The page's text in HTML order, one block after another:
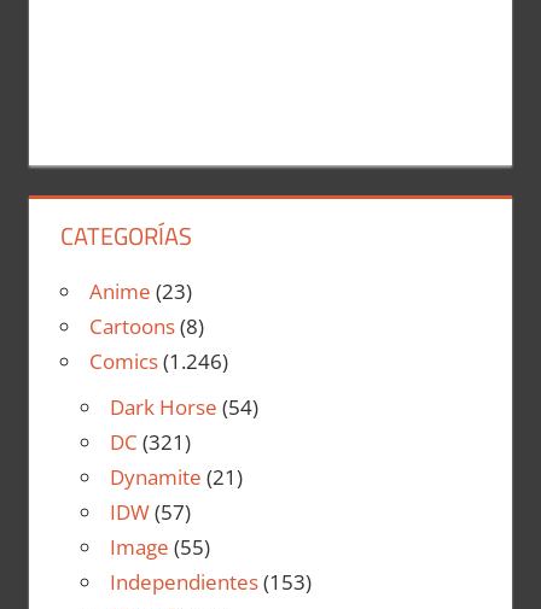
CATEGORÍAS
Anime (23)
Cartoons(8)
Comics(1.246)
Dark Horse (54)
DC (321)
Dynamite (21)
IDW(57)
Image (55)
Independientes(153)